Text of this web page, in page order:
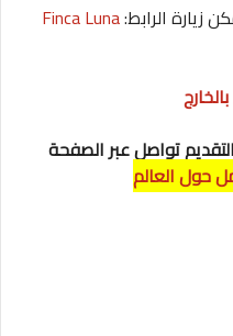
زيارة الرابط:Finca Luna
تواصل عبر الصفحة
حول العالم